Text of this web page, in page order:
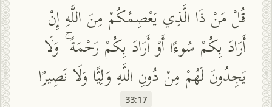
قُلْ مَنْ ذَا الَّذِي يَعْصِمُكُمْ مِنَ اللَّهِ إِنْ
أَرَادَ بِكُمْ سُوءًا أَوْ أَرَادَ بِكُمْ رَحْمَةً ۚ وَلَا
يَجِدُونَ لَهُمْ مِنْ دُونِ اللَّهِ وَلِيًّا وَلَا نَصِيرًا
33:17